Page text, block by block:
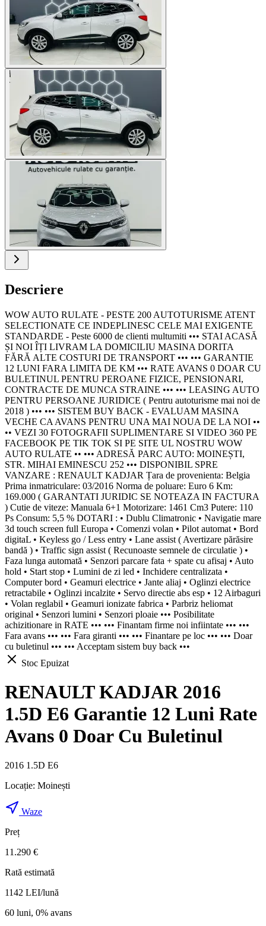
Descriere
WOW AUTO RULATE - PESTE 200 AUTOTURISME ATENT
SELECTIONATE CE INDEPLINESC CELE MAI EXIGENTE
STANDARDE - Peste 6000 de clienti multumiti ••• STAI ACASĂ
ȘI NOI ÎȚI LIVRAM LA DOMICILIU MASINA DORITA
FĂRĂ ALTE COSTURI DE TRANSPORT ••• ••• GARANTIE
12 LUNI FARA LIMITA DE KM ••• RATE AVANS 0 DOAR CU
BULETINUL PENTRU PEROANE FIZICE, PENSIONARI,
CONTRACTE DE MUNCA STRAINE ••• ••• LEASING AUTO
PENTRU PERSOANE JURIDICE ( Pentru autoturisme mai noi de
2018 ) ••• ••• SISTEM BUY BACK - EVALUAM MASINA
VECHE CA AVANS PENTRU UNA MAI NOUA DE LA NOI ••
•• VEZI 30 FOTOGRAFII SUPLIMENTARE SI VIDEO 360 PE
FACEBOOK PE TIK TOK SI PE SITE UL NOSTRU WOW
AUTO RULATE •• ••• ADRESĂ PARC AUTO: MOINEȘTI,
STR. MIHAI EMINESCU 252 ••• DISPONIBIL SPRE
VANZARE : RENAULT KADJAR Țara de provenienta: Belgia
Prima inmatriculare: 03/2016 Norma de poluare: Euro 6 Km:
169.000 ( GARANTATI JURIDIC SE NOTEAZA IN FACTURA
) Cutie de viteze: Manuala 6+1 Motorizare: 1461 Cm3 Putere: 110
Ps Consum: 5,5 % DOTARI : • Dublu Climatronic • Navigatie mare
3d touch screen full Europa • Comenzi volan • Pilot automat • Bord
digitaL • Keyless go / Less entry • Lane assist ( Avertizare părăsire
bandă ) • Traffic sign assist ( Recunoaste semnele de circulatie ) •
Faza lunga automată • Senzori parcare fata + spate cu afisaj • Auto
hold • Start stop • Lumini de zi led • Inchidere centralizata •
Computer bord • Geamuri electrice • Jante aliaj • Oglinzi electrice
retractabile • Oglinzi incalzite • Servo directie abs esp • 12 Airbaguri
• Volan reglabil • Geamuri ionizate fabrica • Parbriz heliomat
original • Senzori lumini • Senzori ploaie ••• Posibilitate
achizitionare in RATE ••• ••• Finantam firme noi infiintate ••• •••
Fara avans ••• ••• Fara giranti ••• ••• Finantare pe loc ••• ••• Doar
cu buletinul ••• ••• Acceptam sistem buy back •••
Stoc Epuizat
RENAULT KADJAR 2016
1.5D E6 Garantie 12 Luni Rate
Avans 0 Doar Cu Buletinul
2016 1.5D E6
Locație: Moinești
Waze
Preț
11.290 €
Rată estimată
1142 LEI/lună
60 luni, 0% avans